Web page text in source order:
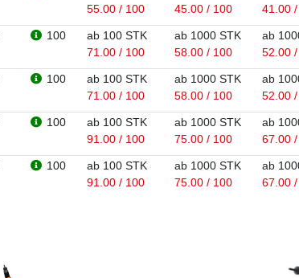
55.00 / 100
45.00 / 100
41.00
100
ab 100 STK
71.00 / 100
ab 1000 STK
58.00 / 100
ab
52.00
100
ab 100 STK
71.00 / 100
ab 1000 STK
58.00 / 100
ab
52.00
100
ab 100 STK
91.00 / 100
ab 1000 STK
75.00 / 100
ab
67.00
100
ab 100 STK
91.00 / 100
ab 1000 STK
75.00 / 100
ab
67.00